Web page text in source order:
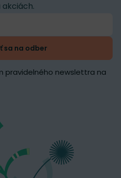
sa na odber
pravidelného newslettra na